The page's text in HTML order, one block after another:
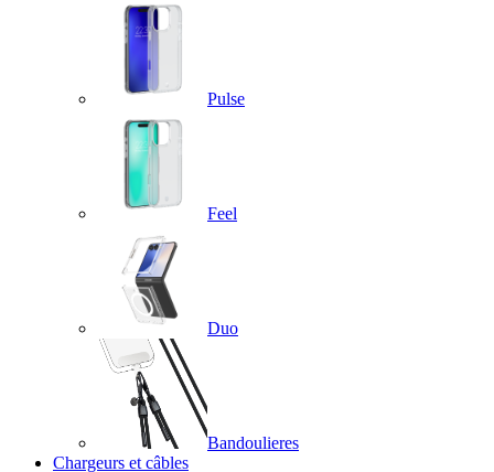
Pulse
Feel
Duo
Bandoulieres
Chargeurs et câbles